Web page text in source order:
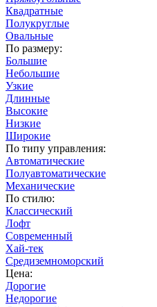
Квадратные
Полукруглые
Овальные
По размеру:
Большие
Небольшие
Узкие
Длинные
Высокие
Низкие
Широкие
По типу управления:
Автоматические
Полуавтоматические
Механические
По стилю:
Классический
Лофт
Современный
Хай-тек
Средиземноморский
Цена:
Дорогие
Недорогие